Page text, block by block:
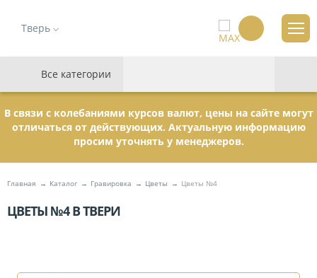
Тверь
Все категории
В связи с колебаниями курсов валют, цены на сайте могут
отличаться от действующих. Актуальную информацию
просим уточнять у менеджеров.
Главная Каталог Гравировка Цветы Цветы №4
ЦВЕТЫ №4 В ТВЕРИ